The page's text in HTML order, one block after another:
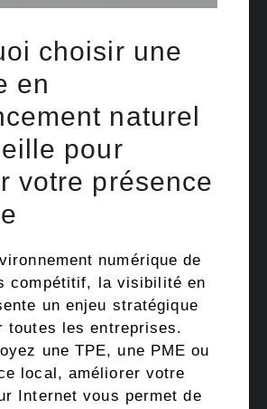
choisir une
en
naturel
pour
votre présence
numérique de
compétitif, la visibilité en
un enjeu stratégique
toutes les entreprises.
une TPE, une PME ou
local, améliorer votre
Internet vous permet de